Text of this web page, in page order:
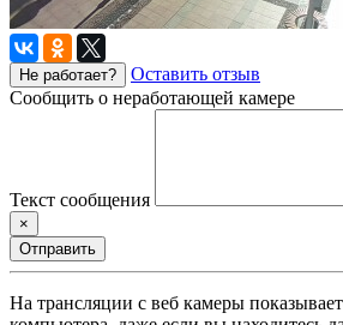
Не работает?
Оставить отзыв
Сообщить о неработающей камере
Текст сообщения
×
Отправить
На трансляции с веб камеры